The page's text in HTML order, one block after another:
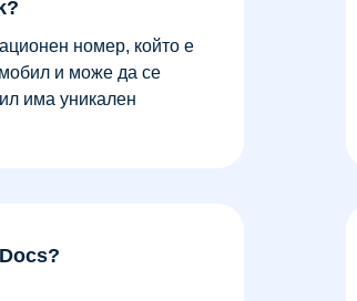
номер, който е
и може да се
има уникален